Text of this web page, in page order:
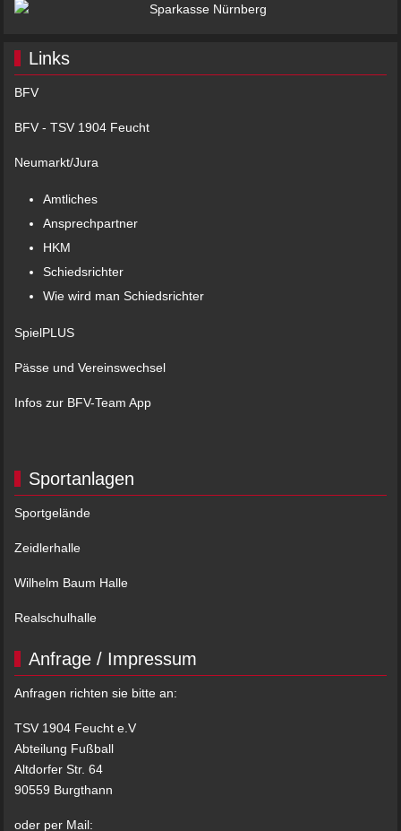
Links
BFV
BFV - TSV 1904 Feucht
Neumarkt/Jura
Amtliches
Ansprechpartner
HKM
Schiedsrichter
Wie wird man Schiedsrichter
SpielPLUS
Pässe und Vereinswechsel
Infos zur BFV-Team App
Sportanlagen
Sportgelände
Zeidlerhalle
Wilhelm Baum Halle
Realschulhalle
Anfrage / Impressum
Anfragen richten sie bitte an:
TSV 1904 Feucht e.V
Abteilung Fußball
Altdorfer Str. 64
90559 Burgthann
oder per Mail: